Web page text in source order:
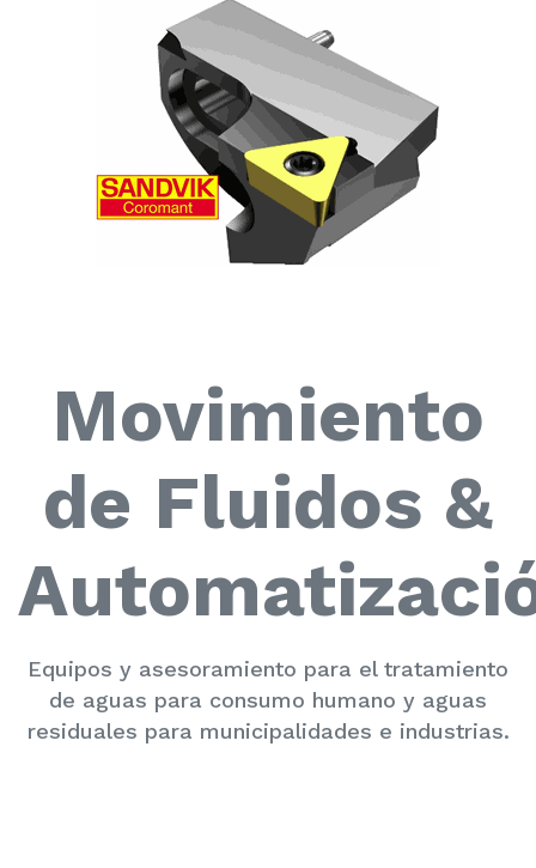
Movimiento
de Fluidos &
Equipos y asesoramiento para el tratamiento
de aguas para consumo humano y aguas
residuales para municipalidades e industrias.